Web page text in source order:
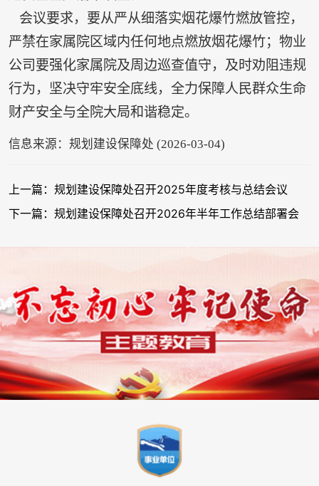
会议要求，要从严从细落实烟花爆竹燃放管控，
严禁在家属院区域内任何地点燃放烟花爆竹；物业
公司要强化家属院及周边巡查值守，及时劝阻违规
行为，坚决守牢安全底线，全力保障人民群众生命
财产安全与全院大局和谐稳定。
信息来源：规划建设保障处 (2026-03-04)
上一篇：规划建设保障处召开2025年度考核与总结会议
下一篇：规划建设保障处召开2026年半年工作总结部署会